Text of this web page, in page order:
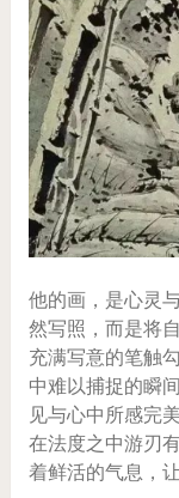
他的画，是心灵
然写照，而是将
充满写意的笔触
中难以捕捉的瞬
见与心中所感完
在法度之中游刃
着鲜活的气息，